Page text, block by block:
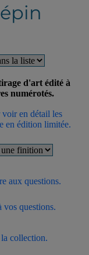
d'art édité à
numérotés.
en détail les
en édition limitée.
aux questions.
vos questions.
collection.